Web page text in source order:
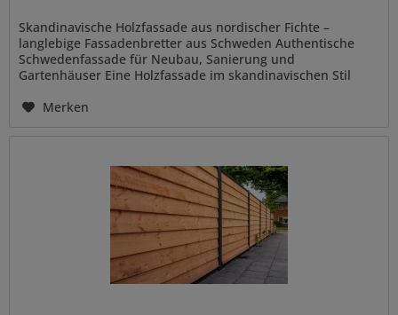
Skandinavische Holzfassade aus nordischer Fichte –
langlebige Fassadenbretter aus Schweden Authentische
Schwedenfassade für Neubau, Sanierung und
Gartenhäuser Eine Holzfassade im skandinavischen Stil
Merken